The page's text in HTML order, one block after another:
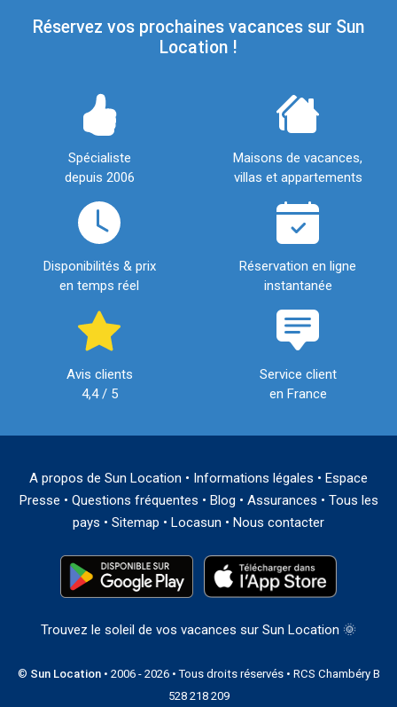
Réservez vos prochaines vacances sur Sun
Location !
Spécialiste
depuis 2006
Maisons de vacances,
villas et appartements
Disponibilités & prix
en temps réel
Réservation en ligne
instantanée
Avis clients
4,4 / 5
Service client
en France
A propos de Sun Location • Informations légales • Espace
Presse • Questions fréquentes • Blog • Assurances • Tous les
pays • Sitemap • Locasun • Nous contacter
Trouvez le soleil de vos vacances sur Sun Location 🌞
© Sun Location• 2006 - 2026 • Tous droits réservés • RCS Chambéry B
528 218 209